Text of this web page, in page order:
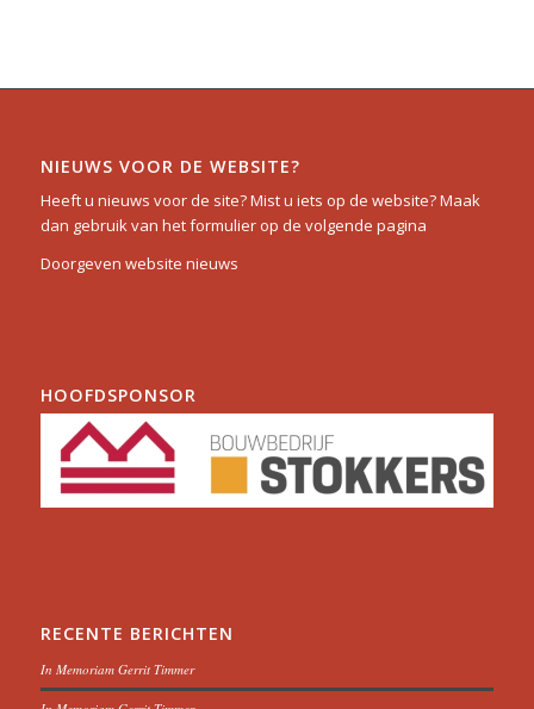
NIEUWS VOOR DE WEBSITE?
Heeft u nieuws voor de site? Mist u iets op de website? Maak
dan gebruik van het formulier op de volgende pagina
Doorgeven website nieuws
HOOFDSPONSOR
RECENTE BERICHTEN
In Memoriam Gerrit Timmer